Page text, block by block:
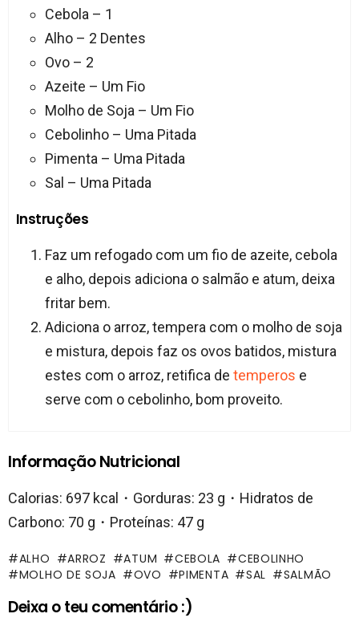
Cebola – 1
Alho – 2 Dentes
Ovo – 2
Azeite – Um Fio
Molho de Soja – Um Fio
Cebolinho – Uma Pitada
Pimenta – Uma Pitada
Sal – Uma Pitada
Instruções
Faz um refogado com um fio de azeite, cebola
e alho, depois adiciona o salmão e atum, deixa
fritar bem.
Adiciona o arroz, tempera com o molho de soja
e mistura, depois faz os ovos batidos, mistura
estes com o arroz, retifica de temperos e
serve com o cebolinho, bom proveito.
Informação Nutricional
Calorias: 697 kcal・Gorduras: 23 g・Hidratos de
Carbono: 70 g・Proteínas: 47 g
ALHO ARROZ ATUM CEBOLA
CEBOLINHO
MOLHO DE SOJA
OVO PIMENTA SAL SALMÃO
Deixa o teu comentário :)